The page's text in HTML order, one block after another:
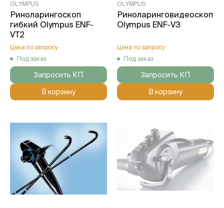
OLYMPUS
Риноларингоскоп
гибкий Olympus ENF-
VT2
Цена по запросу
Под заказ
Запросить КП
В корзину
OLYMPUS
Риноларинговидеоскоп
Olympus ENF-V3
Цена по запросу
Под заказ
Запросить КП
В корзину